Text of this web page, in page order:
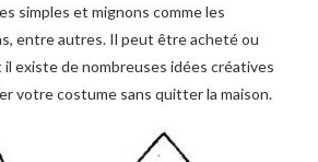
simples et mignons comme les
entre autres. Il peut être acheté ou
il existe de nombreuses idées créatives
votre costume sans quitter la maison.